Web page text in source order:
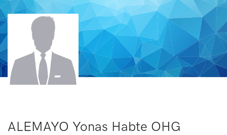
ALEMAYO Yonas Habte OHG